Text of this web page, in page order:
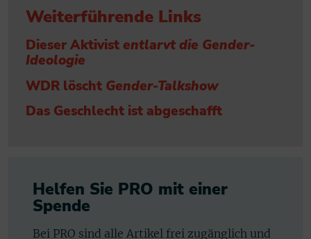
Weiterführende Links
Dieser Aktivistentlarvt die Gender-
Ideologie
WDR löscht Gender-Talkshow
Das Geschlecht ist abgeschafft
Helfen Sie PRO mit einer
Spende
Bei PRO sind alle Artikel frei zugänglich und